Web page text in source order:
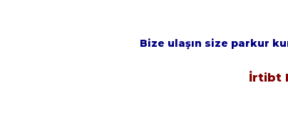
Bize ulaşın size parkur
İrtibt